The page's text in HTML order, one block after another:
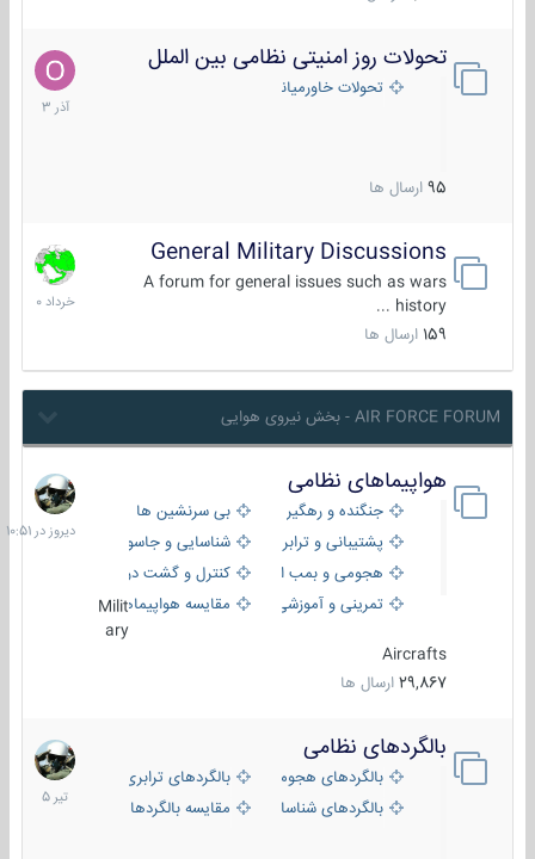
تحولات روز امنیتی نظامی بین الملل
تحولات خاورمیانه
95 ارسال ها
21
آذر
1403
General Military Discussions
A forum for general issues such as wars
history ...
159 ارسال ها
10
خرداد
1400
AIR FORCE FORUM - بخش نیروی هوایی
هواپیماهای نظامی
جنگنده و رهگیر
بی سرنشین ها
پشتیبانی و ترابری
شناسایی و جاسوسی
هجومی و بمب افکن
کنترل و گشت دریایی
تمرینی و آموزشی
مقایسه هواپیماهاMilit
ary
Aircrafts
29,867 ارسال ها
دیروز
در
10:51
بالگردهای نظامی
بالگردهای هجومی
بالگردهای ترابری
بالگردهای شناسایی
مقایسه بالگردها
22
تیر
1405